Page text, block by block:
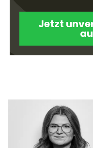
Jetzt